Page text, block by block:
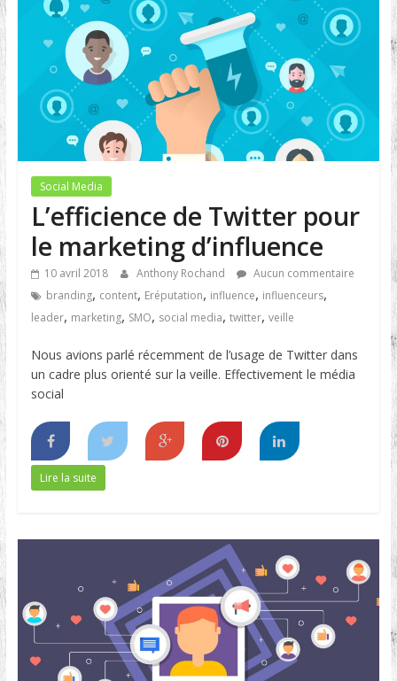
Social Media
L’efficience de Twitter pour
le marketing d’influence
10 avril 2018 Anthony Rochand
Aucun commentaire
branding, content, Eréputation, influence, influenceurs,
leader, marketing, SMO, social media, twitter, veille
Nous avions parlé récemment de l’usage de Twitter dans
un cadre plus orienté sur la veille. Effectivement le média
social
Lire la suite